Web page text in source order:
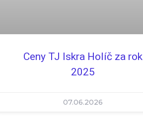
Ceny TJ Iskra Holíč za rok
2025
07.06.2026